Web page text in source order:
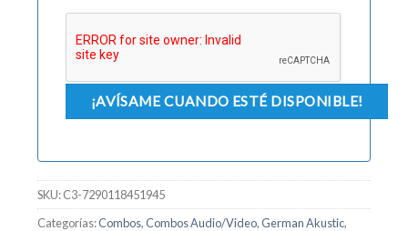
SKU:C3-7290118451945
Categorías:Combos,Combos Audio/Video,German Akustic,